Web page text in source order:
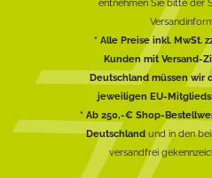
entnehmen Sie bitte der
* Alle Preise inkl. MwSt.
Kunden mit Versand-
Deutschland müssen wir
jeweiligen EU-
* Ab 250,-€ Shop-
Deutschlandund in den
versandfrei